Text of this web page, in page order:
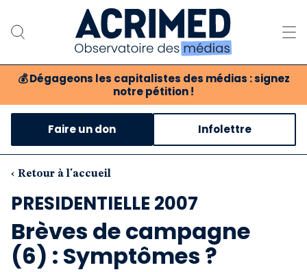
💰 Dégageons les capitalistes des médias : signez
notre pétition !
Notre association
Notre critique des médias
Nos propositions
Notre revue
Boutique
Faire un don Infolettre
‹ Retour à l'accueil
PRESIDENTIELLE 2007
Brèves de campagne
(6) : Symptômes ?